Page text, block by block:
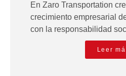
En Zaro Transportation
crecimiento empresarial
con la responsabilidad
Leer